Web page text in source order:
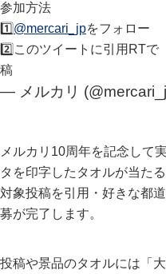
参加方法
1️⃣ @mercari_jpをフォロー
2️⃣このツイートに引用RTで
稿
— メルカリ
メルカリ10周年を記念して
タを印字したタオルが当た
対象投稿を引用・好きな都
募が完了します。
投稿や景品のタオルには「